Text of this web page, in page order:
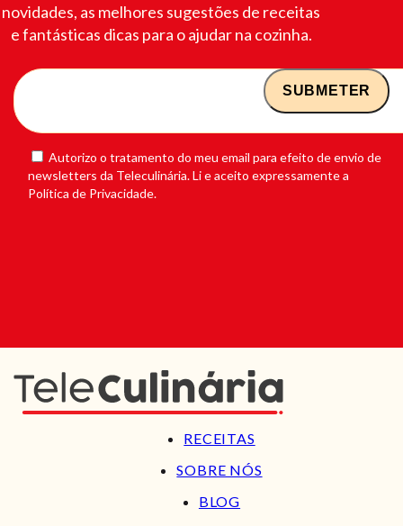
novidades, as melhores sugestões de receitas
e fantásticas dicas para o ajudar na cozinha.
Autorizo o tratamento do meu email para efeito de envio de
newsletters da Teleculinária. Li e aceito expressamente a
Política de Privacidade.
RECEITAS
SOBRE NÓS
BLOG